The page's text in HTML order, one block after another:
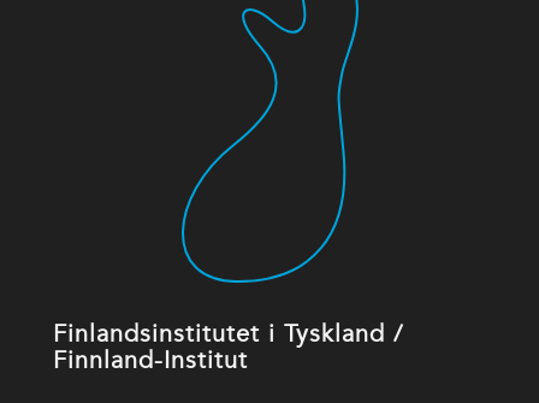
Finlandsinstitutet i Tyskland /
Finnland-Institut